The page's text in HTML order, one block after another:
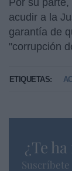
Por su
acudir a la
garantía de
"corrupción
ETIQUETAS:
¿Te